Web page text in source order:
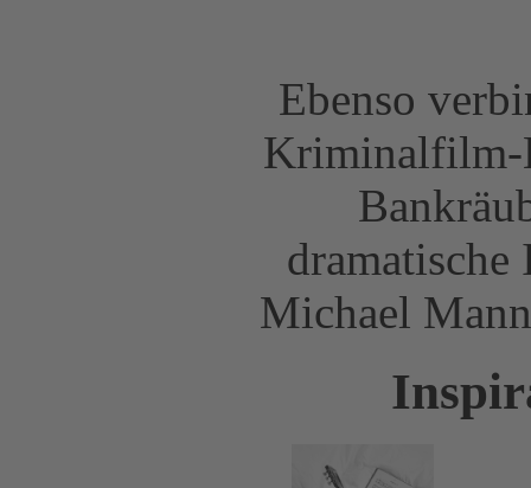
Ebenso
Kriminalfilm-
dramatische
Michael